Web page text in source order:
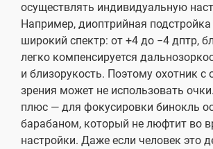
осуществлять индивидуальную
Например, диоптрийная
широкий спектр: от +4 до −4 дптр,
легко компенсируется
и близорукость. Поэтому охотник с
зрения может не использовать
плюс — для фокусировки бинокль
барабаном, который не люфтит во
настройки. Даже если человек это